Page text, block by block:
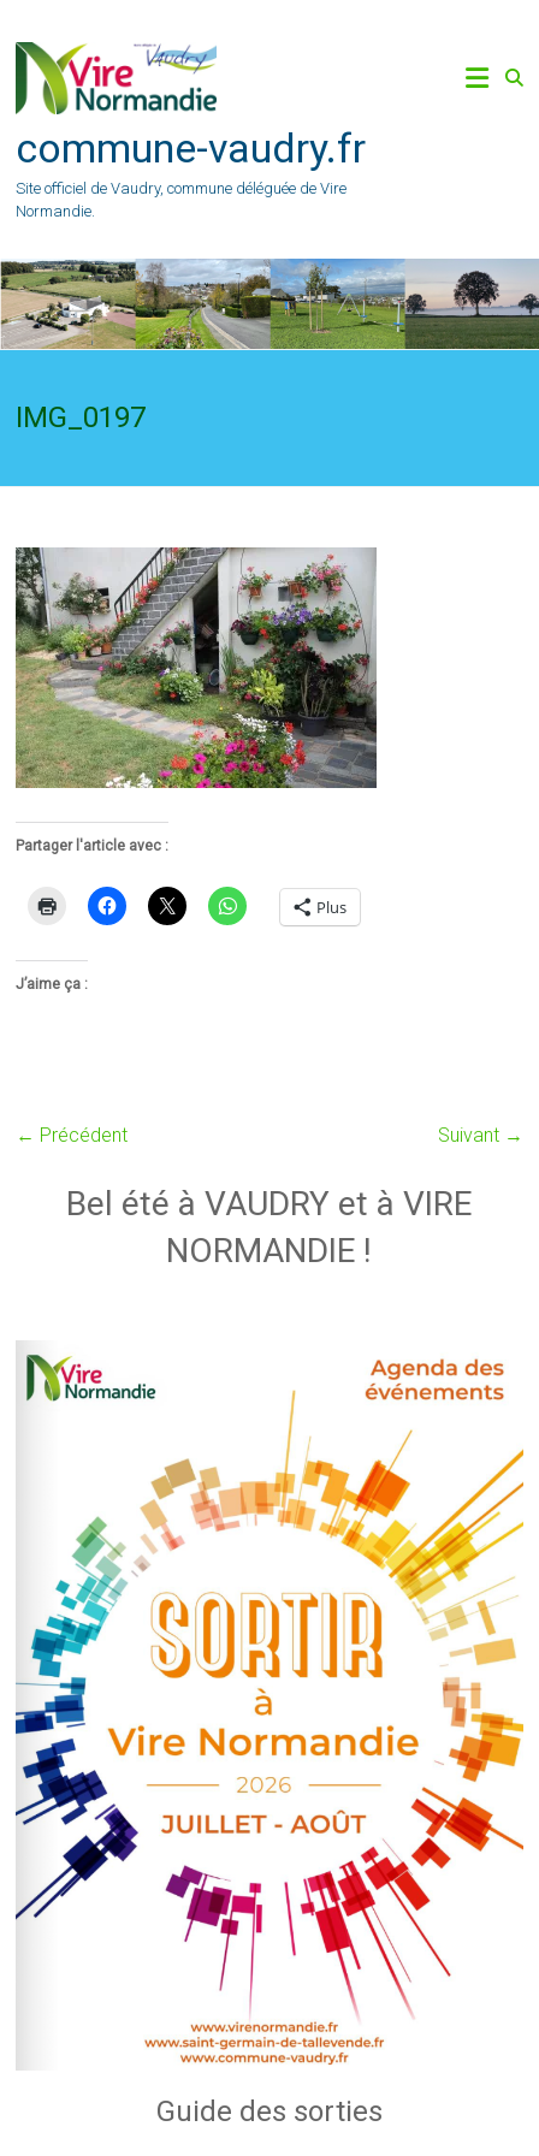
content
commune-vaudry.fr
Site officiel de Vaudry, commune déléguée de Vire
Normandie.
IMG_0197
Partager l'article avec :
Plus
J’aime ça :
← Précédent Suivant →
Bel été à VAUDRY et à VIRE
NORMANDIE !
Guide des sorties